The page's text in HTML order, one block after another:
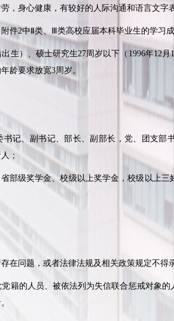
身心健康，有较好的人际沟通和语言文字表
件2中Ⅱ类、Ⅲ类高校应届本科毕业生的学习
出生）、硕士研究生27周岁以下（ 1996年12月
龄要求放宽3周岁。
记、副书记、部长、副部长，党、团支部
；
部级奖学金、校级以上奖学金，校级以上
问题，或者法律法规及相关政策规定不得
的人员、被依法列为失信联合惩戒对象的